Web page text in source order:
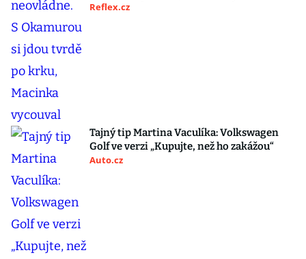
Reflex.cz
Tajný tip Martina Vaculíka: Volkswagen
Golf ve verzi „Kupujte, než ho zakážou“
Auto.cz